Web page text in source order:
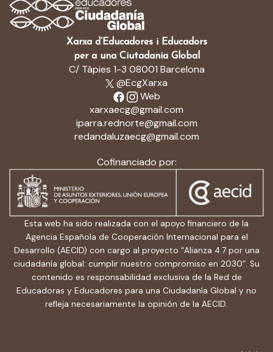
Xarxa d’Educadores i Educadors
per a una Ciutadania Global
C/ Tàpies 1-3 08001 Barcelona
@EcgXarxa
Web
xarxaecg@gmail.com
iparra.rednorte@gmail.com
redandaluzaecg@gmail.com
Cofinanciado por:
Esta web ha sido realizada con el apoyo financiero de la
Agencia Española de Cooperación Internacional para el
Desarrollo (AECID) con cargo al proyecto “Alianza 4.7 por una
ciudadanía global: cumplir nuestro compromiso en 2030”. Su
contenido es responsabilidad exclusiva de la Red de
Educadoras y Educadores para una Ciudadanía Global y no
refleja necesariamente la opinión de la AECID.